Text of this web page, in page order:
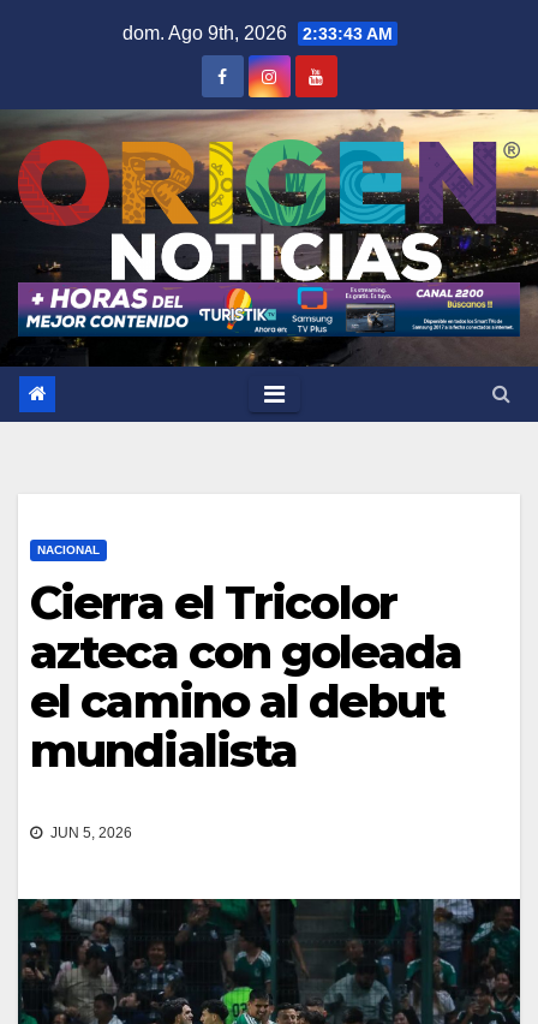
dom. Ago 9th, 2026 2:33:44 AM
NACIONAL
Cierra el Tricolor
azteca con goleada
el camino al debut
mundialista
JUN 5, 2026